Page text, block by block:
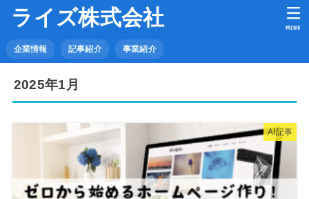
ライズ株式会社
企業情報 記事紹介 事業紹介
MENU
2025年1月
AI記事